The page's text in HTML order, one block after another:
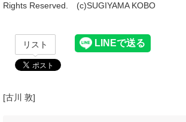
Rights Reserved. (c)SUGIYAMA KOBO
リスト
[古川 敦]